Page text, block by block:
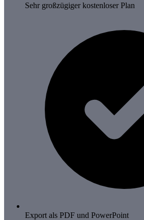
Sehr großzügiger kostenloser Plan
Export als PDF und PowerPoint